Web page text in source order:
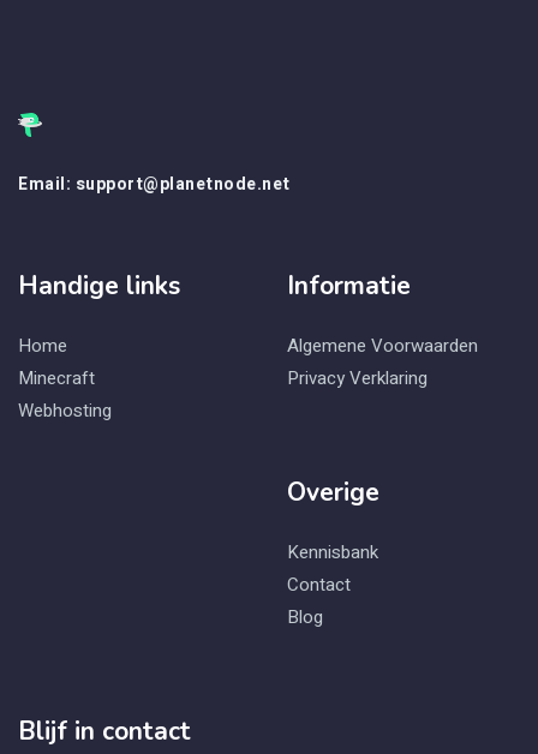
Email: support@planetnode.net
Handige links
Home
Minecraft
Webhosting
Informatie
Algemene Voorwaarden
Privacy Verklaring
Overige
Kennisbank
Contact
Blog
Blijf in contact